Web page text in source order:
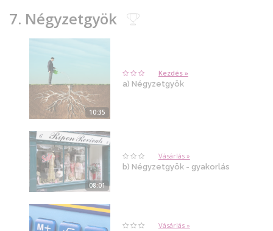
7. Négyzetgyök
10:35
Kezdés »
a) Négyzetgyök
08:01
Vásárlás »
b) Négyzetgyök - gyakorlás
Vásárlás »